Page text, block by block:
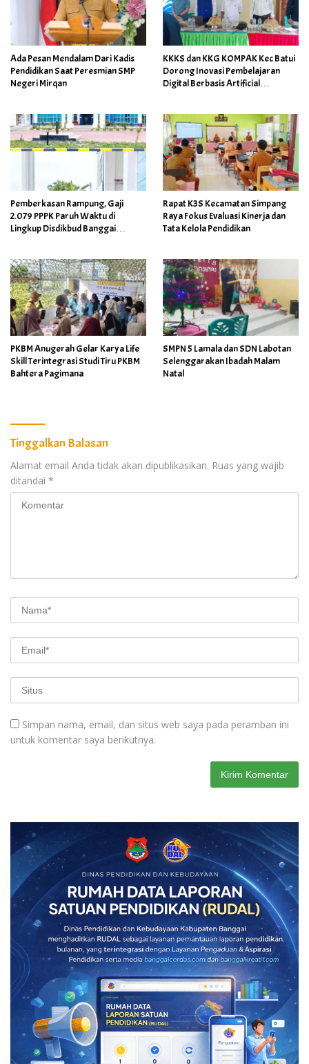
Ada Pesan Mendalam Dari Kadis
Pendidikan Saat Peresmian SMP
Negeri Mirqan
KKKS dan KKG KOMPAK Kec Batui
Dorong Inovasi Pembelajaran
Digital Berbasis Artificial
Pemberkasan Rampung, Gaji
2.079 PPPK Paruh Waktu di
Lingkup Disdikbud Banggai
Rapat K3S Kecamatan Simpang
Raya Fokus Evaluasi Kinerja dan
Tata Kelola Pendidikan
PKBM Anugerah Gelar Karya Life
Skill Terintegrasi Studi Tiru PKBM
Bahtera Pagimana
SMPN 5 Lamala dan SDN Labotan
Selenggarakan Ibadah Malam
Natal
Tinggalkan Balasan
Alamat email Anda tidak akan dipublikasikan. Ruas yang wajib
ditandai *
Simpan nama, email, dan situs web saya pada peramban ini
untuk komentar saya berikutnya.